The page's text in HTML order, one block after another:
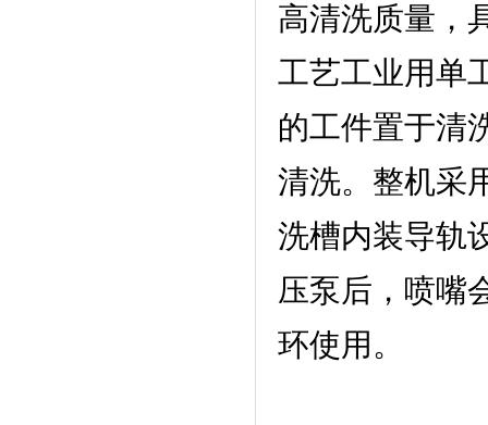
高清洗质量，
工艺工业用单
的工件置于清
清洗。整机采
洗槽内装导轨
压泵后，喷嘴
环使用。